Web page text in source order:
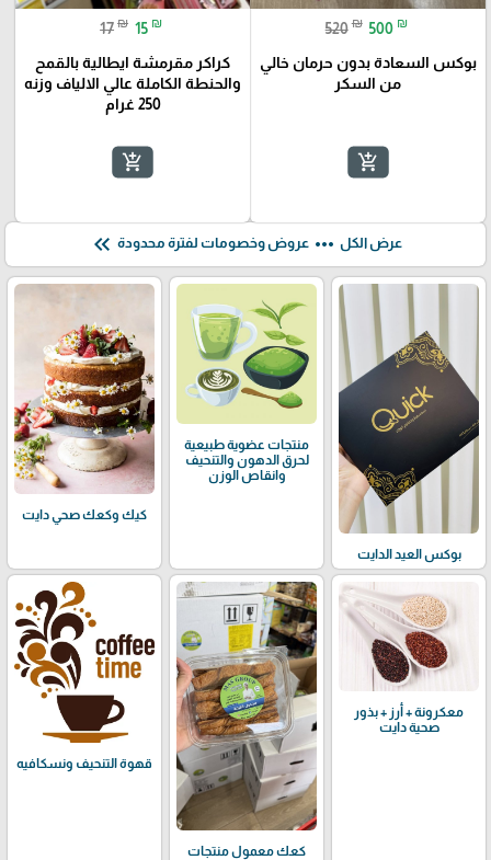
520 ₪ 500 ₪
بوكس السعادة بدون حرمان خالي
من السكر
add_shopping_cart
17 ₪ 15 ₪
كراكر مقرمشة ايطالية بالقمح
والحنطة الكاملة عالي الالياف وزنه
250 غرام
add_shopping_cart
عرض الكل more_horiz عروض وخصومات لفترة محدودة keyboard_double_arrow_left
بوكس العيد الدايت
منتجات عضوية طبيعية
لحرق الدهون والتنحيف
وانقاص الوزن
كيك وكعك صحي دايت
معكرونة + أرز + بذور
صحية دايت
كعك معمول منتجات
قهوة التنحيف ونسكافيه